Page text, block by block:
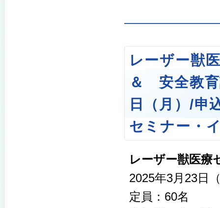
レーザー獣
＆ 安全教
日（月）/
セミナー・
レーザー獣医療
2025年3月23日
定員：60名